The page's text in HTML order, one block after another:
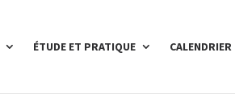
ÉTUDE ET PRATIQUE CALENDRIER